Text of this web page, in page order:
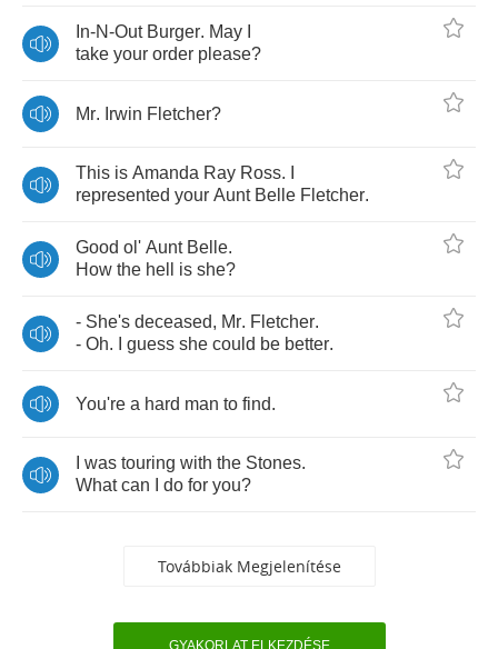
In-N-Out Burger. May
take your order please?
Mr. Irwin Fletcher?
This is Amanda Ray Ross.
represented your Aunt Belle Fletcher.
Good ol' Aunt Belle.
How the hell is she?
- She's deceased, Mr. Fletcher.
- Oh. guess she could be better.
You're a hard man to find.
was touring with the Stones.
What can do for you?
Továbbiak Megjelenítése
GYAKORLAT ELKEZDÉSE